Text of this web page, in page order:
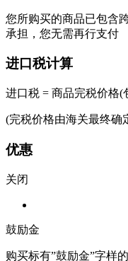
您所购买的商品已包含
承担，您无需再行支付
进口税计算
进口税 = 商品完税价格(
(完税价格由海关最终确
优惠
关闭
鼓励金
购买标有”鼓励金”字样